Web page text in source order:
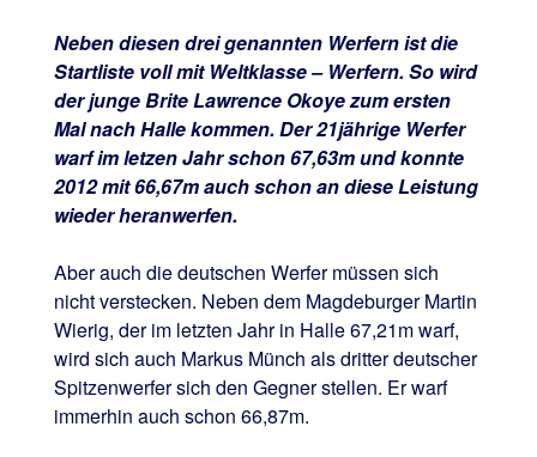
Neben diesen drei genannten Werfern ist die
Startliste voll mit Weltklasse – Werfern. So wird
der junge Brite Lawrence Okoye zum ersten
Mal nach Halle kommen. Der 21jährige Werfer
warf im letzen Jahr schon 67,63m und konnte
2012 mit 66,67m auch schon an diese Leistung
wieder heranwerfen.
Aber auch die deutschen Werfer müssen sich
nicht verstecken. Neben dem Magdeburger Martin
Wierig, der im letzten Jahr in Halle 67,21m warf,
wird sich auch Markus Münch als dritter deutscher
Spitzenwerfer sich den Gegner stellen. Er warf
immerhin auch schon 66,87m.